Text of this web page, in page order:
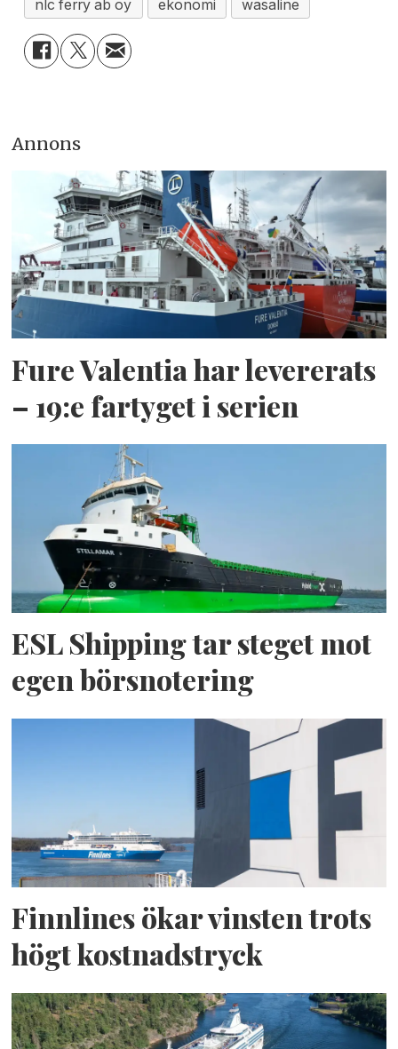
nlc ferry ab oy ekonomi wasaline
Annons
Fure Valentia har levererats
– 19:e fartyget i serien
ESL Shipping tar steget mot
egen börsnotering
Finnlines ökar vinsten trots
högt kostnadstryck